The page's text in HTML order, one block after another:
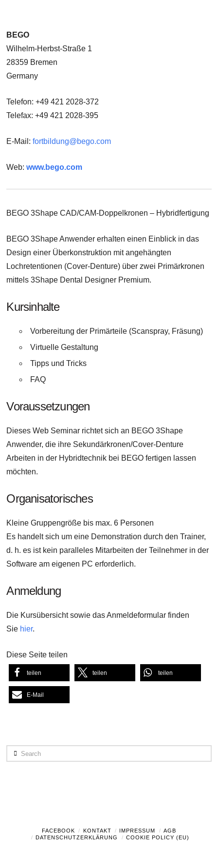
BEGO
Wilhelm-Herbst-Straße 1
28359 Bremen
Germany
Telefon: +49 421 2028-372
Telefax: +49 421 2028-395
E-Mail:fortbildung@bego.com
Web:www.bego.com
BEGO 3Shape CAD/CAM-Doppelkronen – Hybridfertigung
BEGO 3Shape Anwender erhalten einen Einblick in das
Design einer Überkonstruktion mit angehängten
Lochretentionen (Cover-Denture) über zwei Primärkronen
mittels 3Shape Dental Designer Premium.
Kursinhalte
Vorbereitung der Primärteile (Scanspray, Fräsung)
Virtuelle Gestaltung
Tipps und Tricks
FAQ
Voraussetzungen
Dieses Web Seminar richtet sich an BEGO 3Shape
Anwender, die ihre Sekundärkronen/Cover-Denture
Arbeiten in der Hybridtechnik bei BEGO fertigen lassen
möchten.
Organisatorisches
Kleine Gruppengröße bis max. 6 Personen
Es handelt sich um eine Demonstration durch den Trainer,
d. h. es ist kein paralleles Mitarbeiten der Teilnehmer in der
Software am eigenen PC erforderlich.
Anmeldung
Die Kursübersicht sowie das Anmeldeformular finden
Sie hier.
Diese Seite teilen
teilen teilen teilen
E-Mail
Search
FACEBOOK KONTAKT IMPRESSUM
AGB
DATENSCHUTZERKLÄRUNG
COOKIE POLICY (EU)